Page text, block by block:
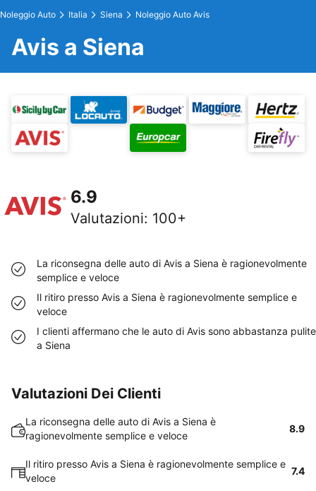
Noleggio Auto Italia Siena Noleggio Auto Avis
Avis a Siena
6.9
Valutazioni: 100+
La riconsegna delle auto di Avis a Siena è ragionevolmente
semplice e veloce
Il ritiro presso Avis a Siena è ragionevolmente semplice e
veloce
I clienti affermano che le auto di Avis sono abbastanza pulite
a Siena
Valutazioni Dei Clienti
La riconsegna delle auto di Avis a Siena è
ragionevolmente semplice e veloce
8.9
Il ritiro presso Avis a Siena è ragionevolmente semplice e
veloce
7.4